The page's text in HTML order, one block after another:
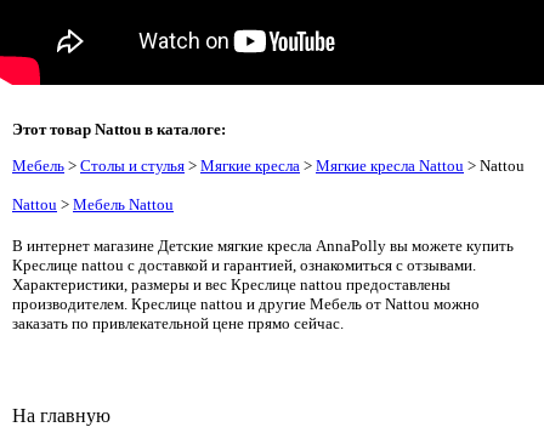
Этот товар Nattou в каталоге:
Мебель > Столы и стулья > Мягкие кресла > Мягкие кресла Nattou > Nattou
Nattou > Мебель Nattou
В интернет магазине Детские мягкие кресла AnnaPolly вы можете купить
Креслице nattou с доставкой и гарантией, ознакомиться с отзывами.
Характеристики, размеры и вес Креслице nattou предоставлены
производителем. Креслице nattou и другие Мебель от Nattou можно
заказать по привлекательной цене прямо сейчас.
На главную